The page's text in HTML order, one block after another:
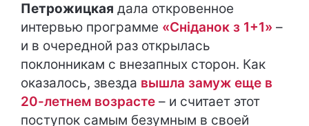
Петрожицкая дала откровенное
интервью программе «Сніданок з 1+1» –
и в очередной раз открылась
поклонникам с внезапных сторон. Как
оказалось, звезда вышла замуж еще в
20-летнем возрасте – и считает этот
поступок самым безумным в своей